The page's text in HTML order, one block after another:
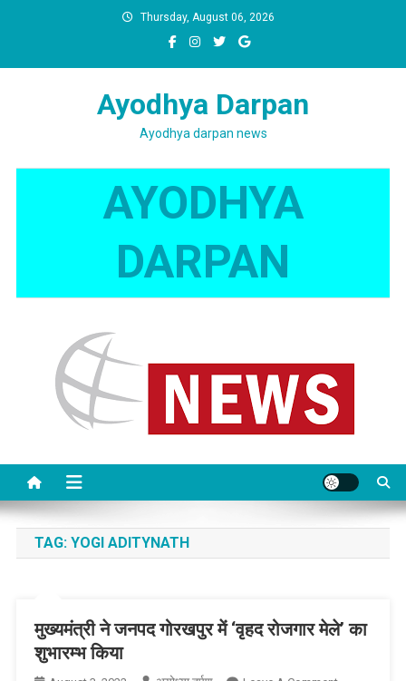
Thursday, August 06, 2026
Ayodhya Darpan
Ayodhya darpan news
AYODHYA
DARPAN
TAG: YOGI ADITYNATH
मुख्यमंत्री ने जनपद गोरखपुर में ‘वृहद रोजगार मेले’ का
शुभारम्भ किया